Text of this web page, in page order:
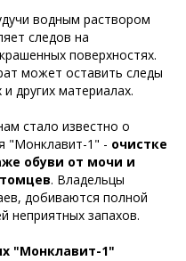
водным раствором
следов на
поверхностях.
может оставить следы
других материалах.
стало известно о
"Монклавит-1" - очистке
обуви от мочи и
. Владельцы
добиваются полной
неприятных запахов.
"Монклавит-1"